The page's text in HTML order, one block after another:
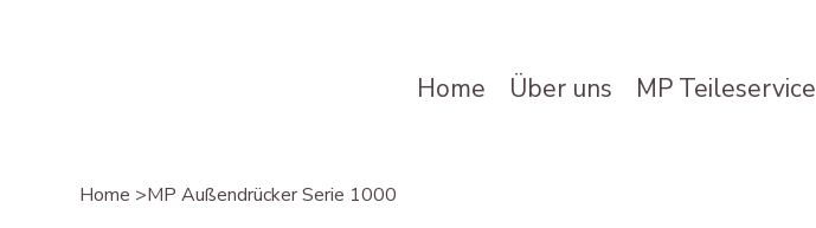
Home Über uns MP Teileservice
Home >MP Außendrücker Serie 1000